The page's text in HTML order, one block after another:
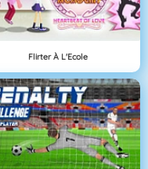
Flirter À L'Ecole